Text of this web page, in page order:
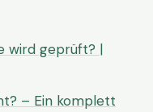
wird geprüft? |
– Ein komplett